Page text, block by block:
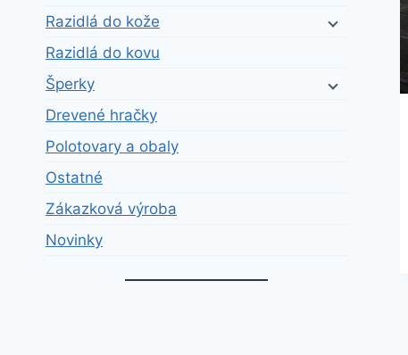
Razidlá do kože
Razidlá do kovu
Šperky
Drevené hračky
Polotovary a obaly
Ostatné
Zákazková výroba
Novinky